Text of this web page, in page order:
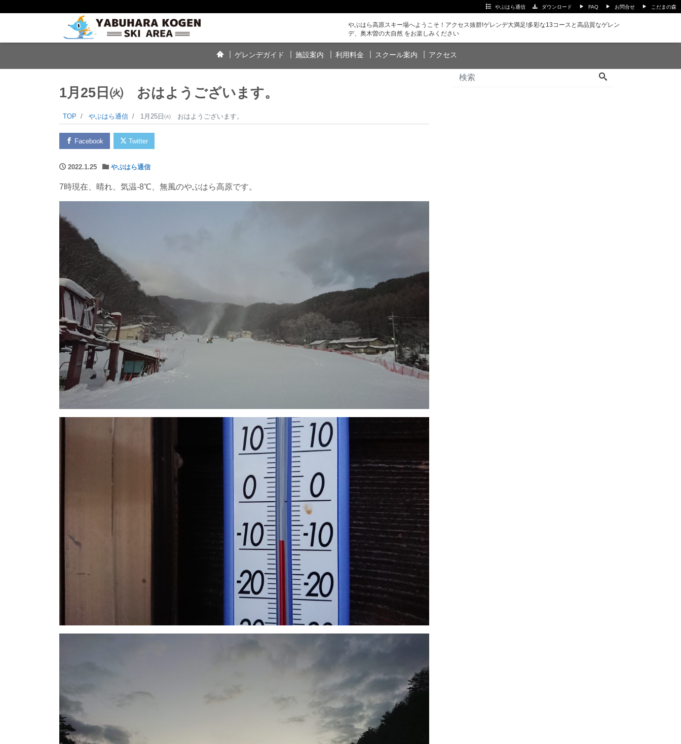
やぶはら通信 ダウンロード FAQ お問合せ こだまの森
やぶはら高原スキー場へようこそ！アクセス抜群!ゲレンデ大満足!多彩な13コースと高品質なゲレン
デ、奥木曽の大自然 をお楽しみください
ゲレンデガイド 施設案内 利用料金 スクール案内 アクセス
1月25日㈫ おはようございます。
TOP やぶはら通信 1月25日㈫ おはようございます。
Facebook Twitter
2022.1.25 やぶはら通信
7時現在、晴れ、気温-8℃、無風のやぶはら高原です。